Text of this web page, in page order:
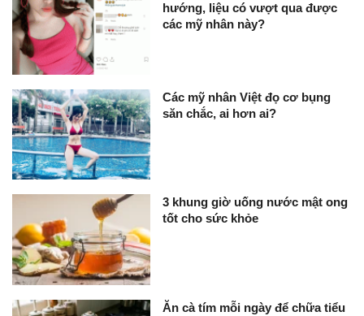
hướng, liệu có vượt qua được
các mỹ nhân này?
Các mỹ nhân Việt đọ cơ bụng
săn chắc, ai hơn ai?
3 khung giờ uống nước mật ong
tốt cho sức khỏe
Ăn cà tím mỗi ngày để chữa tiểu